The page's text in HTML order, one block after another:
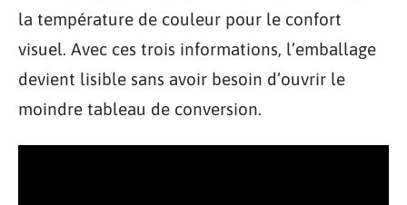
la température de couleur pour le confort
visuel. Avec ces trois informations, l’emballage
devient lisible sans avoir besoin d’ouvrir le
moindre tableau de conversion.